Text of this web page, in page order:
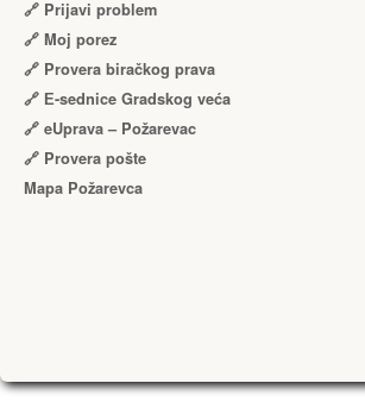
🔗 Prijavi problem
🔗 Moj porez
🔗 Provera biračkog prava
🔗 Е-sednice Gradskog veća
🔗 eUprava – Požarevac
🔗 Provera pošte
Mapa Požarevca